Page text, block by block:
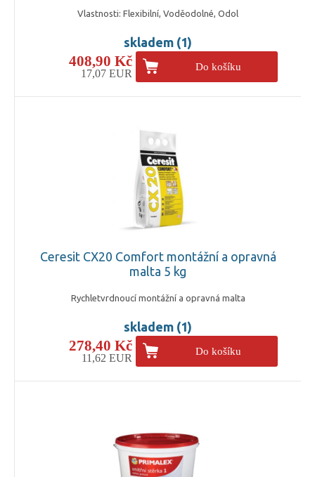
Vlastnosti: Flexibilní, Voděodolné, Odol
skladem (1)
408,90 Kč
17,07 EUR
Do košíku
Ceresit CX20 Comfort montážní a opravná
malta 5 kg
Rychletvrdnoucí montážní a opravná malta
skladem (1)
278,40 Kč
11,62 EUR
Do košíku